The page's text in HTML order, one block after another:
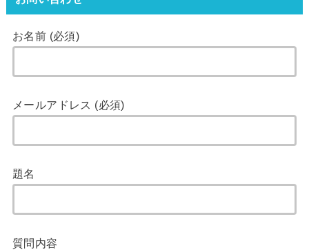
お名前 (必須)
メールアドレス (必須)
題名
質問内容